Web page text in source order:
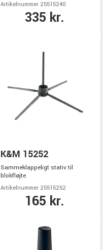
Artikelnummer 25515240
335 kr.
K&M 15252
Sammeklappeligt stativ til
blokfløjte.
Artikelnummer 25515252
165 kr.